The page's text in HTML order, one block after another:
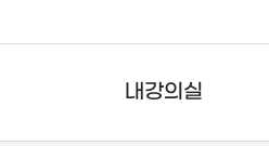
내강의실